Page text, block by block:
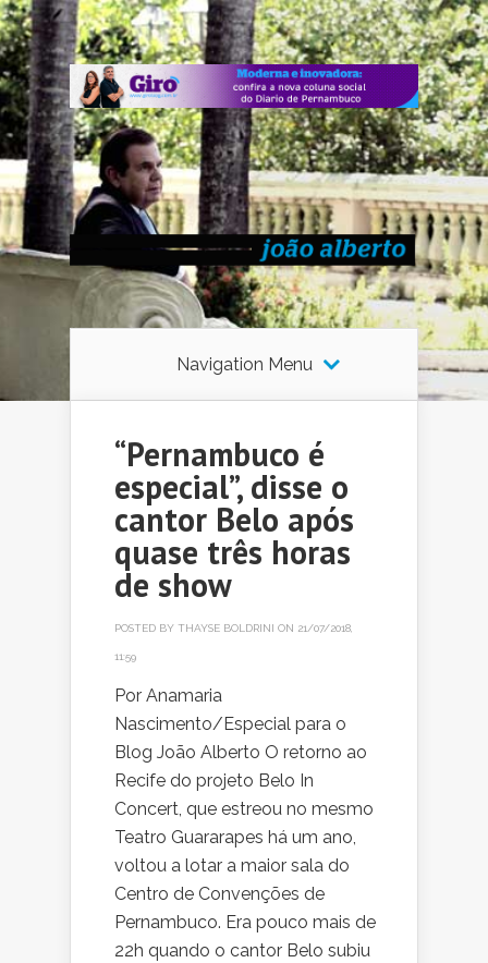
Navigation Menu
“Pernambuco é
especial”, disse o
cantor Belo após
quase três horas
de show
POSTED BY THAYSE BOLDRINI ON 21/07/2018,
11:59
Por Anamaria
Nascimento/Especial para o
Blog João Alberto O retorno ao
Recife do projeto Belo In
Concert, que estreou no mesmo
Teatro Guararapes há um ano,
voltou a lotar a maior sala do
Centro de Convenções de
Pernambuco. Era pouco mais de
22h quando o cantor Belo subiu